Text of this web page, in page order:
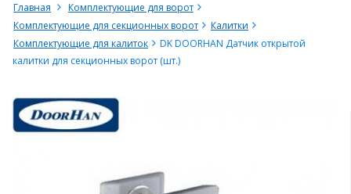
Главная
Комплектующие для ворот
Комплектующие для секционных ворот
Калитки
Комплектующие для калиток
DK DOORHAN Датчик открытой
калитки для секционных ворот (шт.)